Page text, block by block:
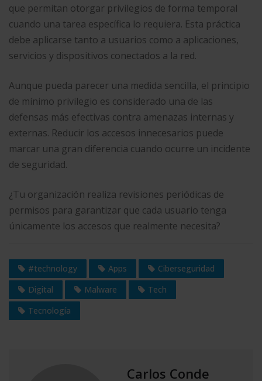
que permitan otorgar privilegios de forma temporal
cuando una tarea específica lo requiera. Esta práctica
debe aplicarse tanto a usuarios como a aplicaciones,
servicios y dispositivos conectados a la red.
Aunque pueda parecer una medida sencilla, el principio
de mínimo privilegio es considerado una de las
defensas más efectivas contra amenazas internas y
externas. Reducir los accesos innecesarios puede
marcar una gran diferencia cuando ocurre un incidente
de seguridad.
¿Tu organización realiza revisiones periódicas de
permisos para garantizar que cada usuario tenga
únicamente los accesos que realmente necesita?
#technology Apps
Ciberseguridad
Digital
Malware
Tech
Tecnología
Carlos Conde